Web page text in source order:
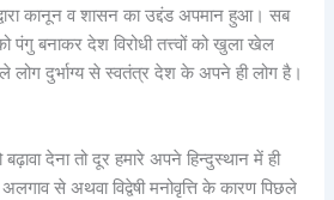
कानून व शासन का उद्दंड अपमान हुआ। सब
पंगु बनाकर देश विरोधी तत्त्वों को खुला खेल
लोग दुर्भाग्य से स्वतंत्र देश के अपने ही लोग है।
देना तो दूर हमारे अपने हिन्दुस्थान में ही
से अथवा विद्वेषी मनोवृत्ति के कारण पिछले